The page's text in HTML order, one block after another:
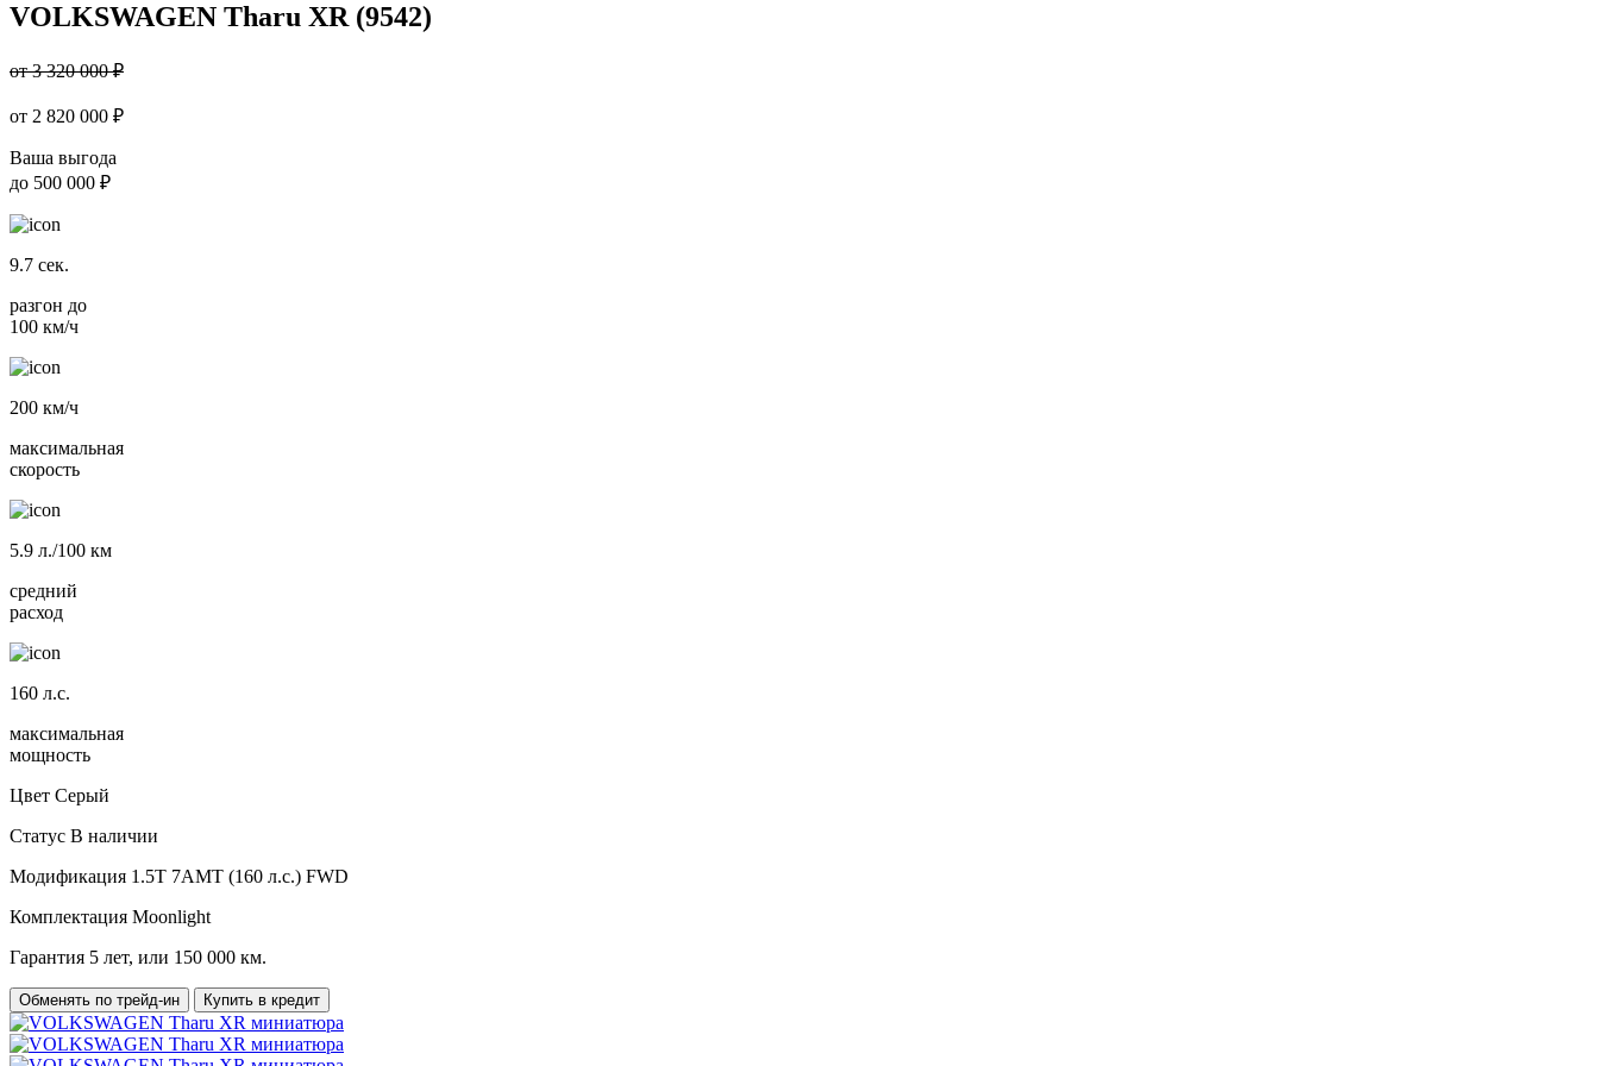
VOLKSWAGEN Tharu XR (9542)
от 3 320 000 ₽
от 2 820 000 ₽
Ваша выгода
до 500 000 ₽
9.7 сек.
разгон до
100 км/ч
200 км/ч
максимальная
скорость
5.9 л./100 км
средний
расход
160 л.с.
максимальная
мощность
Цвет Серый
Статус В наличии
Модификация 1.5T 7AMT (160 л.с.) FWD
Комплектация Moonlight
Гарантия 5 лет, или 150 000 км.
Обменять по трейд-ин Купить в кредит